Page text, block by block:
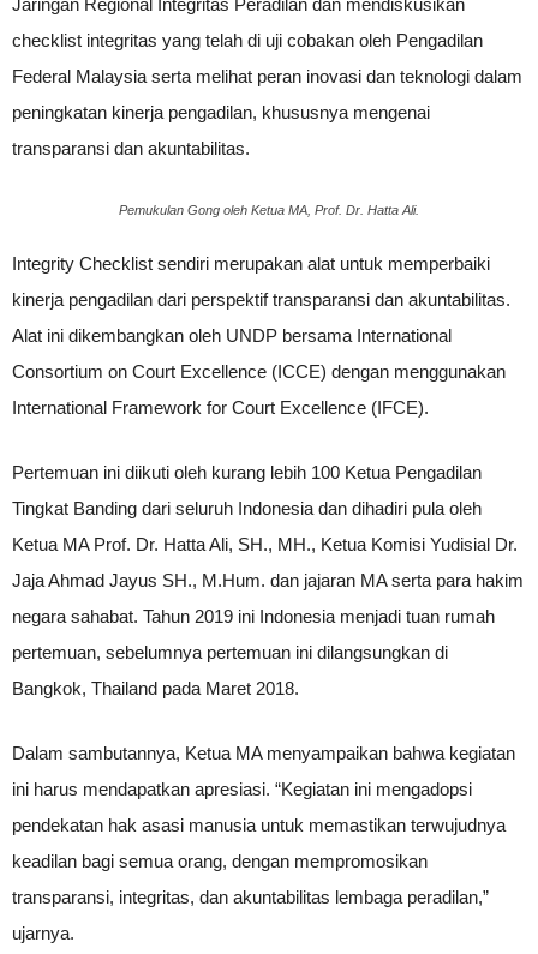
Jaringan Regional Integritas Peradilan dan mendiskusikan
checklist integritas yang telah di uji cobakan oleh Pengadilan
Federal Malaysia serta melihat peran inovasi dan teknologi dalam
peningkatan kinerja pengadilan, khususnya mengenai
transparansi dan akuntabilitas.
Pemukulan Gong oleh Ketua MA, Prof. Dr. Hatta Ali.
Integrity Checklist sendiri merupakan alat untuk memperbaiki
kinerja pengadilan dari perspektif transparansi dan akuntabilitas.
Alat ini dikembangkan oleh UNDP bersama International
Consortium on Court Excellence (ICCE) dengan menggunakan
International Framework for Court Excellence (IFCE).
Pertemuan ini diikuti oleh kurang lebih 100 Ketua Pengadilan
Tingkat Banding dari seluruh Indonesia dan dihadiri pula oleh
Ketua MA Prof. Dr. Hatta Ali, SH., MH., Ketua Komisi Yudisial Dr.
Jaja Ahmad Jayus SH., M.Hum. dan jajaran MA serta para hakim
negara sahabat. Tahun 2019 ini Indonesia menjadi tuan rumah
pertemuan, sebelumnya pertemuan ini dilangsungkan di
Bangkok, Thailand pada Maret 2018.
Dalam sambutannya, Ketua MA menyampaikan bahwa kegiatan
ini harus mendapatkan apresiasi. “Kegiatan ini mengadopsi
pendekatan hak asasi manusia untuk memastikan terwujudnya
keadilan bagi semua orang, dengan mempromosikan
transparansi, integritas, dan akuntabilitas lembaga peradilan,”
ujarnya.